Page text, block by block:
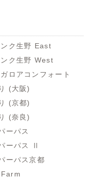
ク生野 East
ク生野 West
ロアコンフォート
(大阪)
(京都)
(奈良)
ーパス
ーパス Ⅱ
ーパス京都